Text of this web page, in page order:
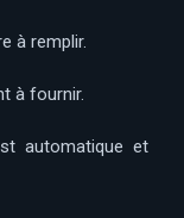
à remplir.
à fournir.
automatique et